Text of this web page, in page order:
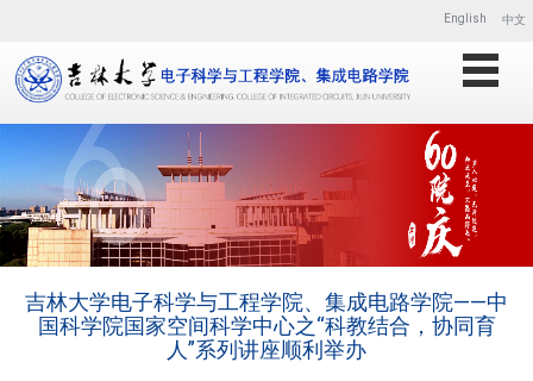
English 中文
吉林大学电子科学与工程学院、集成电路学院——中
国科学院国家空间科学中心之“科教结合，协同育
人”系列讲座顺利举办